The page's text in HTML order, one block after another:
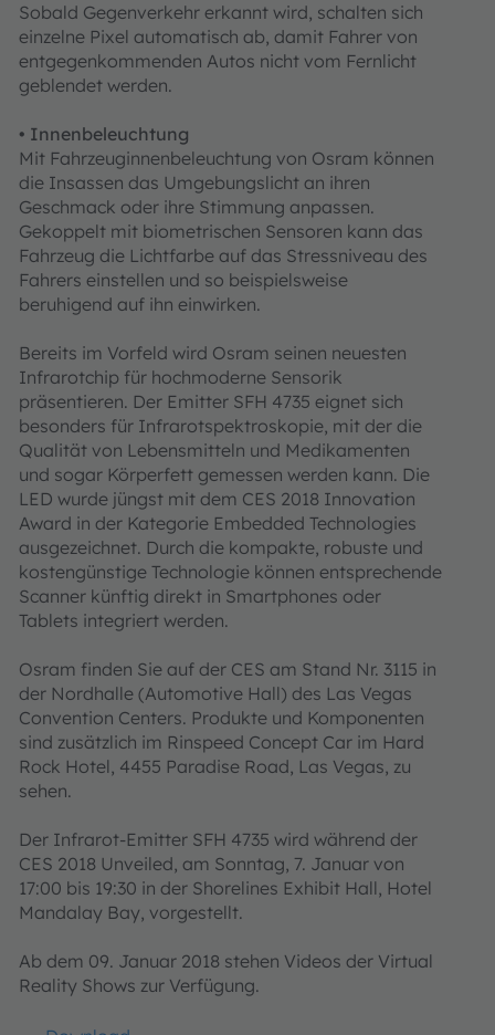
Sobald Gegenverkehr erkannt wird, schalten sich
einzelne Pixel automatisch ab, damit Fahrer von
entgegenkommenden Autos nicht vom Fernlicht
geblendet werden.
• Innenbeleuchtung
Mit Fahrzeuginnenbeleuchtung von Osram können
die Insassen das Umgebungslicht an ihren
Geschmack oder ihre Stimmung anpassen.
Gekoppelt mit biometrischen Sensoren kann das
Fahrzeug die Lichtfarbe auf das Stressniveau des
Fahrers einstellen und so beispielsweise
beruhigend auf ihn einwirken.
Bereits im Vorfeld wird Osram seinen neuesten
Infrarotchip für hochmoderne Sensorik
präsentieren. Der Emitter SFH 4735 eignet sich
besonders für Infrarotspektroskopie, mit der die
Qualität von Lebensmitteln und Medikamenten
und sogar Körperfett gemessen werden kann. Die
LED wurde jüngst mit dem CES 2018 Innovation
Award in der Kategorie Embedded Technologies
ausgezeichnet. Durch die kompakte, robuste und
kostengünstige Technologie können entsprechende
Scanner künftig direkt in Smartphones oder
Tablets integriert werden.
Osram finden Sie auf der CES am Stand Nr. 3115 in
der Nordhalle (Automotive Hall) des Las Vegas
Convention Centers. Produkte und Komponenten
sind zusätzlich im Rinspeed Concept Car im Hard
Rock Hotel, 4455 Paradise Road, Las Vegas, zu
sehen.
Der Infrarot-Emitter SFH 4735 wird während der
CES 2018 Unveiled, am Sonntag, 7. Januar von
17:00 bis 19:30 in der Shorelines Exhibit Hall, Hotel
Mandalay Bay, vorgestellt.
Ab dem 09. Januar 2018 stehen Videos der Virtual
Reality Shows zur Verfügung.